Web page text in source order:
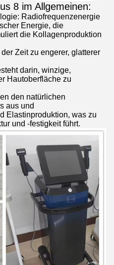
8 im Allgemeinen:
Radiofrequenzenergie
Energie, die
die Kollagenproduktion
Zeit zu engerer, glatterer
darin, winzige,
Hautoberfläche zu
den natürlichen
aus und
Elastinproduktion, was zu
und -festigkeit führt.